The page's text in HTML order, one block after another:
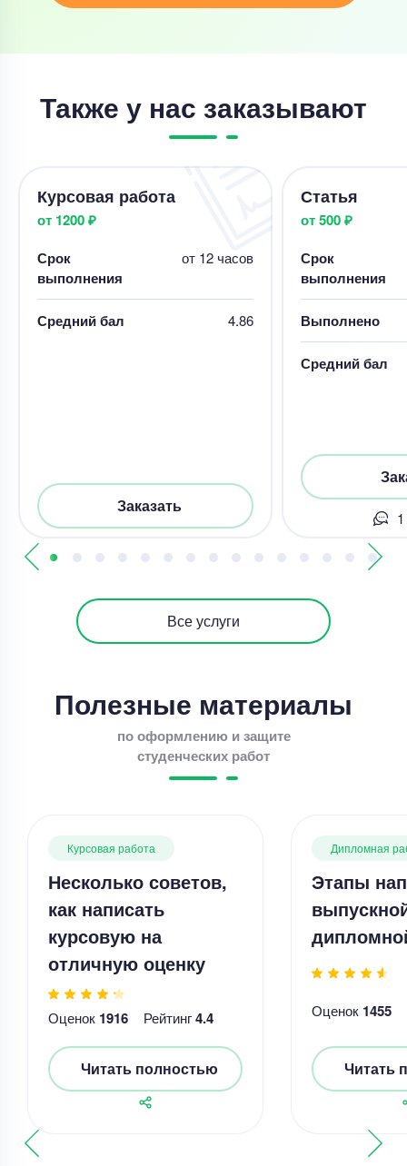
Также у нас заказывают
Курсовая работа
от 1200 ₽
Срок
выполнения
от 12 часов
Средний бал 4.86
Заказать
Статья
от 500 ₽
Срок
выполнения
Выполнено
Средний бал
Все услуги
Полезные материалы
по оформлению и защите
студенческих работ
Курсовая работа
Несколько советов,
как написать
курсовую на
отличную оценку
Оценок 1916 Рейтинг4.4
Читать полностью
Дипломная
Этапы
Оценок 1455
Читать